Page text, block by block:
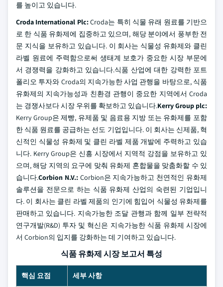
를 높이고 있습니다.
Croda International Plc:Croda는 특히 식물 유래 원료를 기반으
로 한 식품 유화제에 집중하고 있으며, 해당 분야에서 풍부한 전
문 지식을 보유하고 있습니다. 이 회사는 식물성 유화제와 클린
라벨 원료에 주력함으로써 생태계 보호가 중요한 시장 부문에
서 경쟁력을 강화하고 있습니다.식품 산업에 대한 강력한 포트
폴리오 투자와 Croda의 지속가능한 사업 관행을 바탕으로, 식품
유화제의 지속가능성과 친환경 관행이 중요한 지역에서 Croda
는 경쟁사보다 시장 우위를 확보하고 있습니다.Kerry Group plc:
Kerry Group은 제빵, 유제품 및 음료용 지방 또는 유화제를 포함
한 식품 원료를 공급하는 선도 기업입니다. 이 회사는 신제품, 혁
신적인 식물성 유화제 및 클린 라벨 제품 개발에 주력하고 있습
니다. Kerry Group은 신흥 시장에서 지역적 강점을 보유하고 있
으며, 해당 지역의 요구에 맞춰 유화제 혼합물을 맞춤화할 수 있
습니다.Corbion N.V.: Corbion은 지속가능하고 천연적인 유화제
솔루션을 전문으로 하는 식품 유화제 산업의 숙련된 기업입니
다. 이 회사는 클린 라벨 제품의 인기에 힘입어 식물성 유화제를
판매하고 있습니다. 지속가능한 조달 관행과 함께 일부 전략적
연구개발(R&D) 투자 및 혁신은 지속가능한 식품 유화제 시장에
서 Corbion의 입지를 강화하는 데 기여하고 있습니다.
식품 유화제 시장 보고서 특성
핵심 요점 세부 사항